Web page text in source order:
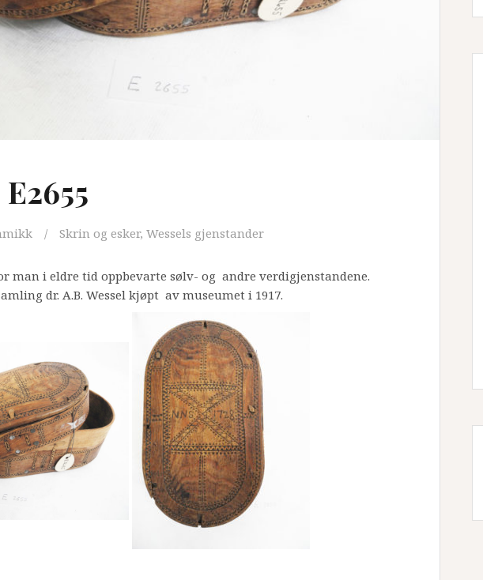
Skrin og esker, Wessels gjenstander
man i eldre tid oppbevarte sølv- og andre verdigjenstandene.
dr. A.B. Wessel kjøpt av museumet i 1917.